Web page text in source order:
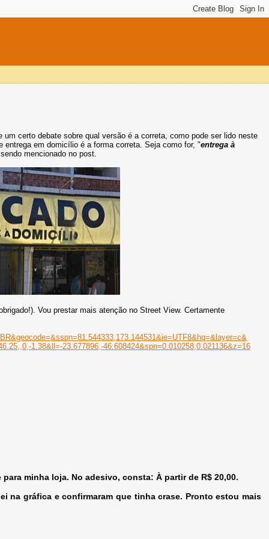
certo debate sobre qual versão é a correta, como pode ser lido neste
entrega em domicílio é a forma correta. Seja como for, "entrega à
mencionado no post.
Vou prestar mais atenção no Street View. Certamente
geocode=&sspn=81.544333,173.144531&ie=UTF8&hq=&layer=c&
1.38&ll=-23.677896,-46.608424&spn=0.010258,0.021136&z=16
minha loja. No adesivo, consta: À partir de R$ 20,00.
na gráfica e confirmaram que tinha crase. Pronto estou mais